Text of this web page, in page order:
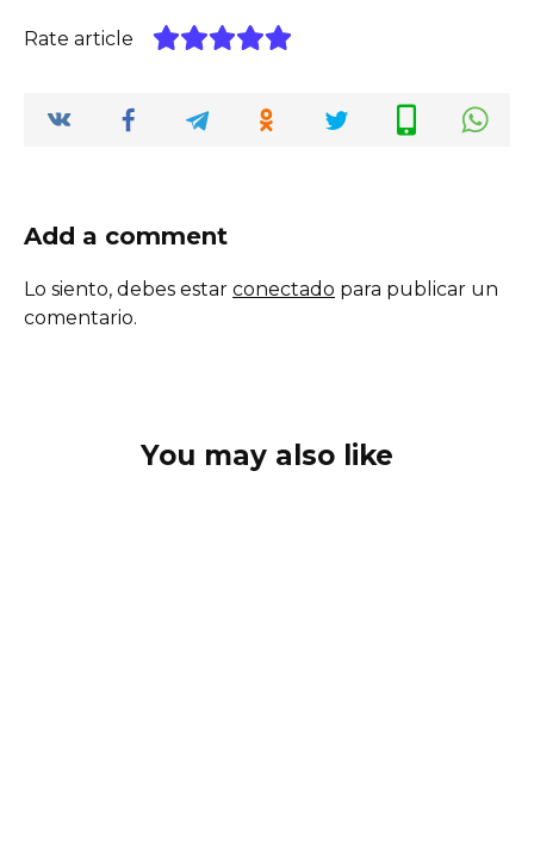
Rate article
Add a comment
Lo siento, debes estar conectado para publicar un
comentario.
You may also like